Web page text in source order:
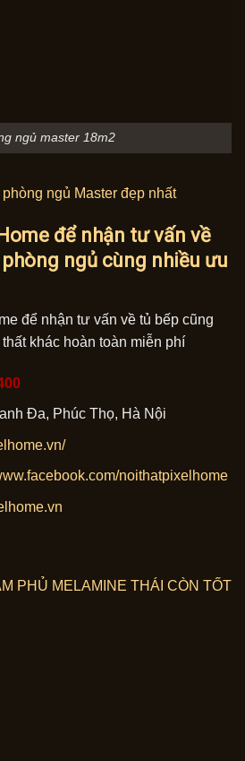
ngủ master 18m2
ngủ Master đẹp nhất
để nhận tư vấn về
ngủ cùng nhiều ưu
để nhận tư vấn về tủ bếp cũng
khác hoàn toàn miễn phí
Đa, Phúc Thọ, Hà Nội
noithatpixelhome
PHỦ MELAMINE THÁI CÒN TỐT